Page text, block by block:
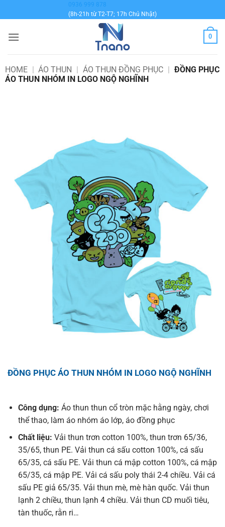
qua
dung
0936 999 878
(8h-21h từ T2-T7; 17h Chủ Nhật)
0
HOME | ÁO THUN | ÁO THUN ĐỒNG PHỤC | ĐỒNG PHỤC
ÁO THUN NHÓM IN LOGO NGỘ NGHĨNH
ĐỒNG PHỤC ÁO THUN NHÓM IN LOGO NGỘ NGHĨNH
Công dụng: Áo thun thun cổ tròn mặc hằng ngày, chơi
thể thao, làm áo nhóm áo lớp, áo đồng phục
Chất liệu: Vải thun trơn cotton 100%, thun trơn 65/36,
35/65, thun PE. Vải thun cá sấu cotton 100%, cá sấu
65/35, cá sấu PE. Vải thun cá mập cotton 100%, cá mập
65/35, cá mập PE. Vải cá sấu poly thái 2-4 chiều. Vải cá
sấu PE giả 65/35. Vải thun mè, mè hàn quốc. Vải thun
lạnh 2 chiều, thun lạnh 4 chiều. Vải thun CD muối tiêu,
tàn thuốc, rằn ri…